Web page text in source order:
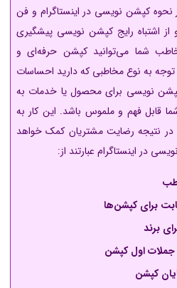
نحوه کپشن نویسی در اینستاگرام و فن
اشتباه رایج کپشن نویسی پیشگیری
شما می‌توانید کپشن حرفه‌ای و
به نوع مخاطبی که دارید احساسات
کپشن نویسی برای محصول یا خدمات به
قابل فهم و ملموس باشد. این کار به
نتیجه رضایت مشتریان کمک خواهد
در اینستاگرام عبارتند از:
برای کپشن‌ها
برند
جملات اول کپشن
کپشن